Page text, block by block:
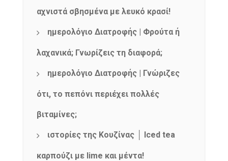
αχνιστά σβησμένα με λευκό κρασί!
ημερολόγιο Διατροφής | Φρούτα ή
λαχανικά; Γνωρίζεις τη διαφορά;
ημερολόγιο Διατροφής | Γνώριζες
ότι, το πεπόνι περιέχει πολλές
βιταμίνες;
ιστορίες της Κουζίνας │ Iced tea
καρπούζι με lime και μέντα!